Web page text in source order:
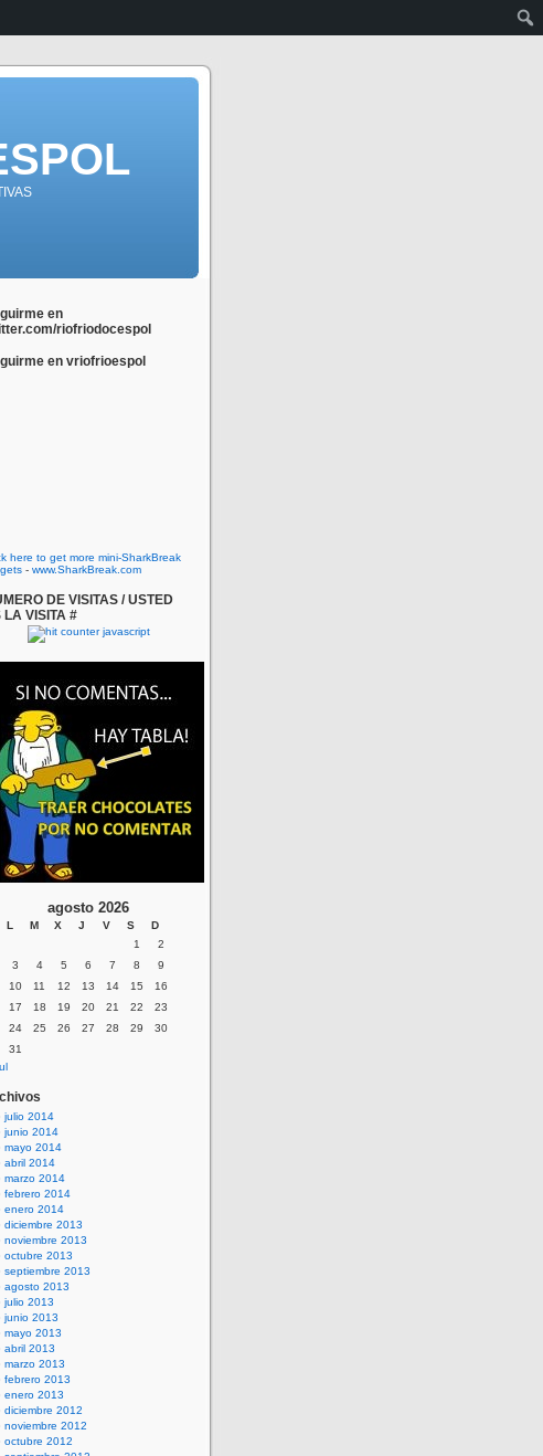
en
riofriodocespol
en vriofrioespol
here to get more mini-SharkBreak
- www.SharkBreak.com
DE VISITAS / USTED
LA VISITA #
agosto 2026
L M X J V S
D
1
2
3
4 5 6 7 8
9
10
11 12 13 14 15
16
17
18 19 20 21 22
23
24
25 26 27 28 29
30
31
julio 2014
junio 2014
mayo 2014
abril 2014
marzo 2014
febrero 2014
enero 2014
diciembre 2013
noviembre 2013
octubre 2013
septiembre 2013
agosto 2013
julio 2013
junio 2013
mayo 2013
abril 2013
marzo 2013
febrero 2013
enero 2013
diciembre 2012
noviembre 2012
octubre 2012